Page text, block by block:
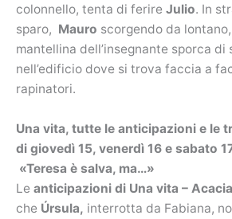
colonnello, tenta di ferire Julio. In
sparo, Mauro scorgendo da
mantellina dell’insegnante sporca di
nell’edificio dove si trova faccia a
rapinatori.
Una vita, tutte le anticipazioni e le
di giovedì 15, venerdì 16 e sabato
«Teresa è salva, ma…»
Le anticipazioni di Una vita –
che Úrsula, interrotta da Fabiana,